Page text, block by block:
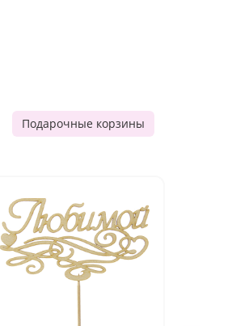
Подарочные корзины